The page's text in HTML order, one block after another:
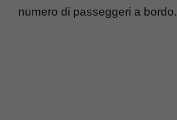
numero di passeggeri a bordo.